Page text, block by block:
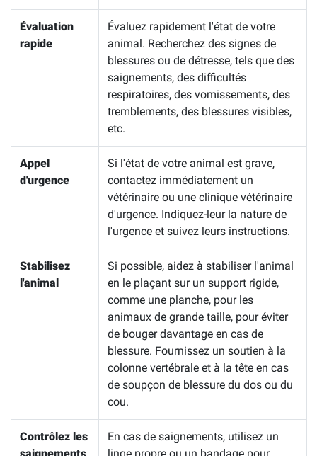
Évaluation
rapide
Évaluez rapidement l'état de votre
animal. Recherchez des signes de
blessures ou de détresse, tels que des
saignements, des difficultés
respiratoires, des vomissements, des
tremblements, des blessures visibles,
etc.
Appel
d'urgence
Si l'état de votre animal est grave,
contactez immédiatement un
vétérinaire ou une clinique vétérinaire
d'urgence. Indiquez-leur la nature de
l'urgence et suivez leurs instructions.
Stabilisez
l'animal
Si possible, aidez à stabiliser l'animal
en le plaçant sur un support rigide,
comme une planche, pour les
animaux de grande taille, pour éviter
de bouger davantage en cas de
blessure. Fournissez un soutien à la
colonne vertébrale et à la tête en cas
de soupçon de blessure du dos ou du
cou.
Contrôlez les
En cas de saignements, utilisez un